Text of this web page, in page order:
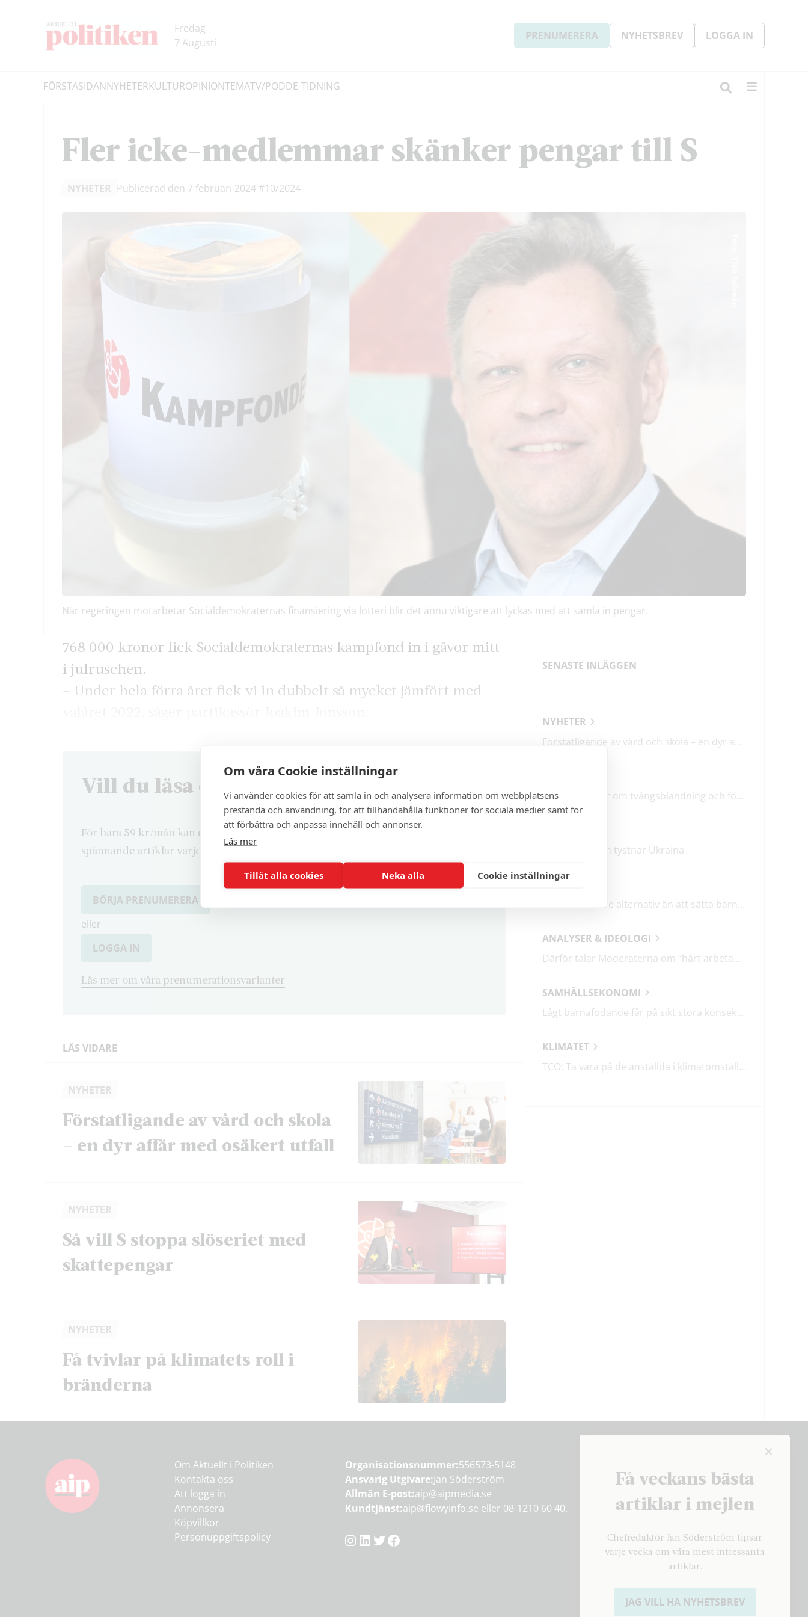
Om våra Cookie inställningar
Vi använder cookies för att samla in och analysera information om webbplatsens
prestanda och användning, för att tillhandahålla funktioner för sociala medier samt för
att förbättra och anpassa innehåll och annonser.
Läs mer
Tillåt alla cookies Neka alla Cookie inställningar
Fredag
7 Augusti
PRENUMERERA NYHETSBREV LOGGA IN
FÖRSTASIDANNYHETERKULTUROPINIONTEMATV/PODDE-TIDNING
Få veckans bästa
artiklar i mejlen
Chefredaktör Jan Söderström tipsar
varje vecka om våra mest intressanta
artiklar.
JAG VILL HA NYHETSBREV
Fler icke-medlemmar skänker pengar till S
NYHETER Publicerad den 7 februari 2024 #10/2024
När regeringen motarbetar Socialdemokraternas finansiering via lotteri blir det ännu viktigare att lyckas med att samla in pengar.
768 000 kronor fick Socialdemokraternas kampfond in i gåvor mitt
i julruschen.
– Under hela förra året fick vi in dubbelt så mycket jämfört med
Vill du läsa denna artikel?
För bara 59 kr/mån kan du läsa både denna och cirka 100 andra exklusiva och
spännande artiklar varje månad.
BÖRJA PRENUMERERA
eller
LOGGA IN
Läs mer om våra prenumerationsvarianter
LÄS VIDARE
NYHETER
Förstatligande av vård och skola
– en dyr affär med osäkert utfall
NYHETER
Så vill S stoppa slöseriet med
skattepengar
NYHETER
Få tvivlar på klimatets roll i
bränderna
SENASTE INLÄGGEN
NYHETER
Förstatligande av vård och skola – en dyr affär med osäkert utfall
M & SD hycklar om tvångsblandning och förvärrar segregationen
Mitt i frukosten tystnar Ukraina
DEBATT
Det finns bättre alternativ än att sätta barn i fängelse
ANALYSER & IDEOLOGI
Därför talar Moderaterna om ”hårt arbetande människor”
SAMHÄLLSEKONOMI
Lågt barnafödande får på sikt stora konsekvenser
KLIMATET
TCO: Ta vara på de anställda i klimatomställningen
Om Aktuellt i Politiken
Kontakta oss
Att logga in
Annonsera
Köpvillkor
Personuppgiftspolicy
Organisationsnummer:556573-5148
Ansvarig Utgivare:Jan Söderström
Allmän E-post:aip@aipmedia.se
Kundtjänst:aip@flowyinfo.se eller 08-1210 60 40.
Instagram
LinkedIn
Twitter
Facebook
Få veckans bästa
artiklar på mejlen